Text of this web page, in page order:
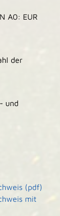
A0: EUR
der
und
(pdf)
mit